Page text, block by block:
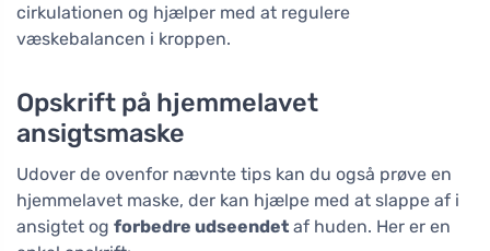
cirkulationen og hjælper med at regulere
væskebalancen i kroppen.
Opskrift på hjemmelavet
ansigtsmaske
Udover de ovenfor nævnte tips kan du også prøve en
hjemmelavet maske, der kan hjælpe med at slappe af i
ansigtet og forbedre udseendet af huden. Her er en